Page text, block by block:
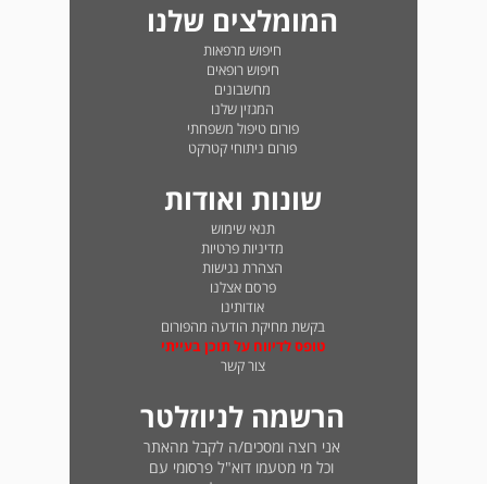
המומלצים שלנו
חיפוש מרפאות
חיפוש רופאים
מחשבונים
המגזין שלנו
פורום טיפול משפחתי
פורום ניתוחי קטרקט
שונות ואודות
תנאי שימוש
מדיניות פרטיות
הצהרת נגישות
פרסם אצלנו
אודותינו
בקשת מחיקת הודעה מהפורום
טופס לדיווח על תוכן בעייתי
צור קשר
הרשמה לניוזלטר
אני רוצה ומסכים/ה לקבל מהאתר
וכל מי מטעמו דוא"ל פרסומי עם